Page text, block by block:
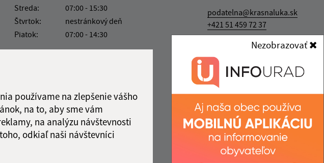
používame na zlepšenie vášho
na to, aby sme vám
na analýzu návštevnosti
odkiaľ naši návštevníci
Nezobrazovať
Streda:
07:00 - 15:30
Štvrtok:
nestránkový deň
Piatok:
07:00 - 14:30
podatelna@krasnaluka.sk
+421 51 459 72 37
IČO: 00327280